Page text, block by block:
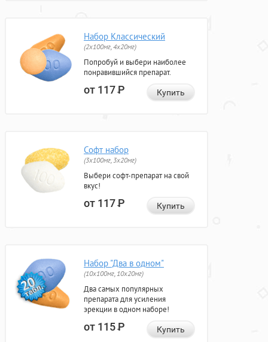
Набор Классический
(2x100мг, 4x20мг)
Попробуй и выбери наиболее
понравившийся препарат.
от 117Р Купить
Софт набор
(3x100мг, 3x20мг)
Выбери софт-препарат на свой
вкус!
от 117Р Купить
Набор "Два в одном"
(10x100мг, 10x20мг)
Два самых популярных
препарата для усиления
эрекции в одном наборе!
от 115Р Купить